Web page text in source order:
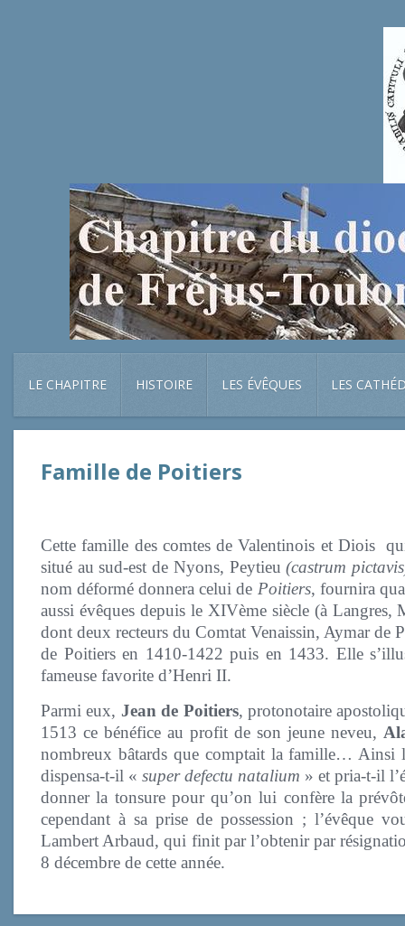
LE CHAPITRE HISTOIRE LES ÉVÊQUES LES
Famille de Poitiers
Cette famille des comtes de Valentinois et Diois
situé au sud-est de Nyons, Peytieu(castrum
nom déformé donnera celui de Poitiers, fournira
aussi évêques depuis le XIVème siècle (à
dont deux recteurs du Comtat Venaissin, Aymar de
de Poitiers en 1410-1422 puis en 1433. Elle
fameuse favorite d’Henri II.
Parmi eux, Jean de Poitiers, protonotaire
1513 ce bénéfice au profit de son jeune neveu,
nombreux bâtards que comptait la famille… Ainsi
dispensa-t-il « super defectu natalium » et pria-t-il
donner la tonsure pour qu’on lui confère la
cependant à sa prise de possession ; l’évêque
Lambert Arbaud, qui finit par l’obtenir par
8 décembre de cette année.